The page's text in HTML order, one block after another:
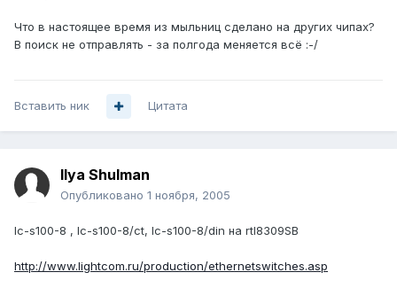
Что в настоящее время из мыльниц сделано на других чипах?
В поиск не отправлять - за полгода меняется всё :-/
Вставить ник Цитата
Ilya Shulman
Опубликовано 1 ноября, 2005
lc-s100-8 , lc-s100-8/ct, lc-s100-8/din на rtl8309SB
http://www.lightcom.ru/production/ethernetswitches.asp